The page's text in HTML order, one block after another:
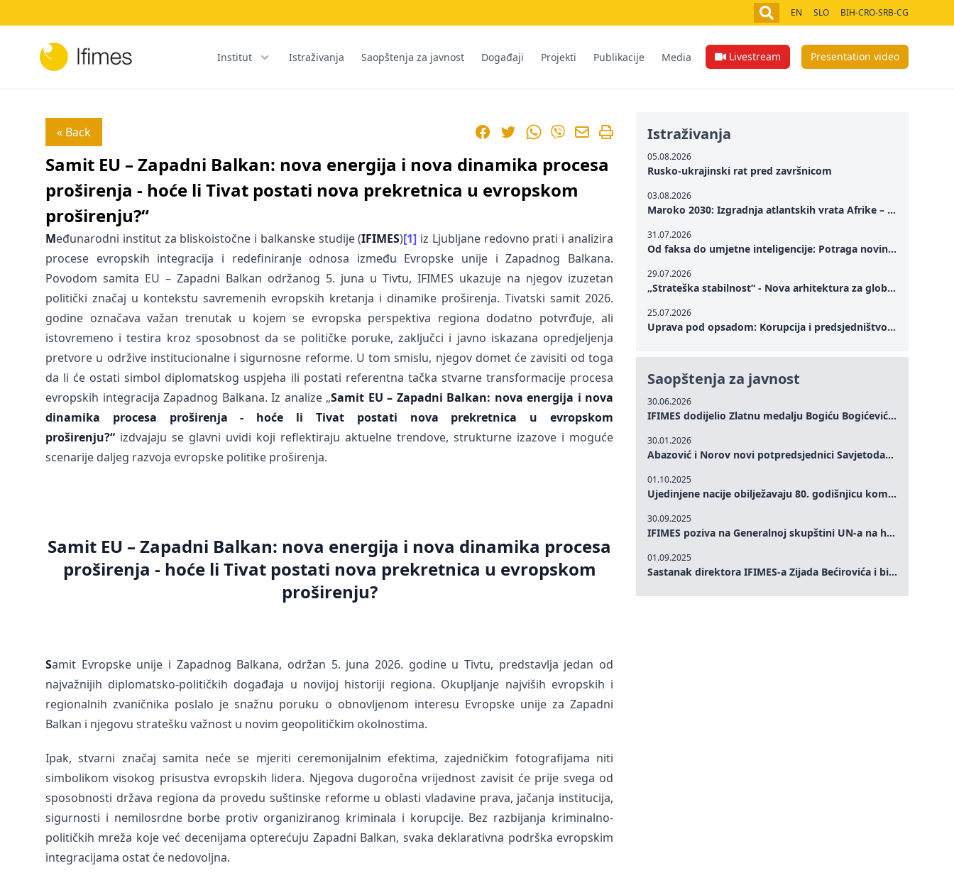
EN SLO BIH-CRO-SRB-CG
Institut Istraživanja Saopštenja za javnost Događaji Projekti Publikacije Media Livestream Presentation video
« Back FacebookTwitterWhatsApp
Viber
Samit EU – Zapadni Balkan: nova energija i nova dinamika procesa
proširenja - hoće li Tivat postati nova prekretnica u evropskom
proširenju?“
Međunarodni institut za bliskoistočne i balkanske studije (IFIMES)[1] iz Ljubljane redovno prati i analizira
procese evropskih integracija i redefiniranje odnosa između Evropske unije i Zapadnog Balkana.
Povodom samita EU – Zapadni Balkan održanog 5. juna u Tivtu, IFIMES ukazuje na njegov izuzetan
politički značaj u kontekstu savremenih evropskih kretanja i dinamike proširenja. Tivatski samit 2026.
godine označava važan trenutak u kojem se evropska perspektiva regiona dodatno potvrđuje, ali
istovremeno i testira kroz sposobnost da se političke poruke, zaključci i javno iskazana opredjeljenja
pretvore u održive institucionalne i sigurnosne reforme. U tom smislu, njegov domet će zavisiti od toga
da li će ostati simbol diplomatskog uspjeha ili postati referentna tačka stvarne transformacije procesa
evropskih integracija Zapadnog Balkana. Iz analize „Samit EU – Zapadni Balkan: nova energija i nova
dinamika procesa proširenja - hoće li Tivat postati nova prekretnica u evropskom
proširenju?“ izdvajaju se glavni uvidi koji reflektiraju aktuelne trendove, strukturne izazove i moguće
scenarije daljeg razvoja evropske politike proširenja.
Samit EU – Zapadni Balkan: nova energija i nova dinamika procesa
proširenja - hoće li Tivat postati nova prekretnica u evropskom
proširenju?
Samit Evropske unije i Zapadnog Balkana, održan 5. juna 2026. godine u Tivtu, predstavlja jedan od
najvažnijih diplomatsko-političkih događaja u novijoj historiji regiona. Okupljanje najviših evropskih i
regionalnih zvaničnika poslalo je snažnu poruku o obnovljenom interesu Evropske unije za Zapadni
Balkan i njegovu stratešku važnost u novim geopolitičkim okolnostima.
Ipak, stvarni značaj samita neće se mjeriti ceremonijalnim efektima, zajedničkim fotografijama niti
simbolikom visokog prisustva evropskih lidera. Njegova dugoročna vrijednost zavisit će prije svega od
sposobnosti država regiona da provedu suštinske reforme u oblasti vladavine prava, jačanja institucija,
sigurnosti i nemilosrdne borbe protiv organiziranog kriminala i korupcije. Bez razbijanja kriminalno-
političkih mreža koje već decenijama opterećuju Zapadni Balkan, svaka deklarativna podrška evropskim
integracijama ostat će nedovoljna.
Saopštenja za javnost
30.06.2026
IFIMES dodijelio Zlatnu medalju Bogiću Bogićeviću za izuzetan doprinos demokratskim vrijednostima i miru
30.01.2026
Abazović i Norov novi potpredsjednici Savjetodavnog odbora IFIMES-a
01.10.2025
Ujedinjene nacije obilježavaju 80. godišnjicu komemoracijom na visokom nivou: Eileen Dong predstavlja IFIMES u oblasti ženskog liderstva, unapređenja mira, pravde, rodne ravnopravnosti i održivog razvoja
30.09.2025
IFIMES poziva na Generalnoj skupštini UN-a na hitna ulaganja u mentalno zdravlje i sisteme njege proširene umjetnom inteligencijom
01.09.2025
Sastanak direktora IFIMES-a Zijada Bećirovića i bivšeg premijera Crne Gore Dritana Abazovića
Istraživanja
05.08.2026
Rusko-ukrajinski rat pred završnicom
03.08.2026
Maroko 2030: Izgradnja atlantskih vrata Afrike – od Tangera u Mediteranu do novog geopolitičkog koridora
31.07.2026
Od faksa do umjetne inteligencije: Potraga novinarstva za istinom u digitalnom dobu
29.07.2026
„Strateška stabilnost“ - Nova arhitektura za globalnu saradnju
25.07.2026
Uprava pod opsadom: Korupcija i predsjedništvo Zelenskog – Kako unutrašnje ranjivosti testiraju političku otpornost Ukrajine u kritičnom trenutku rata